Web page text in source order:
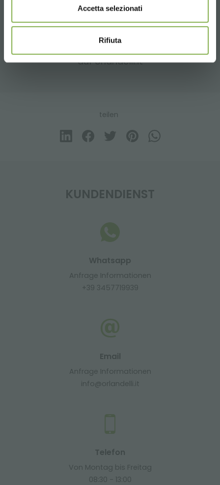
Accetta selezionati
Rifiuta
ZUGEHÖRIGE PRODUKTE
auf orlandelli.it
teilen
KUNDENDIENST
Whatsapp
Anfrage Informationen
+39 3457719939
Email
Anfrage Informationen
info@orlandelli.it
Telefon
Von Montag bis Freitag
08:30 - 13:00